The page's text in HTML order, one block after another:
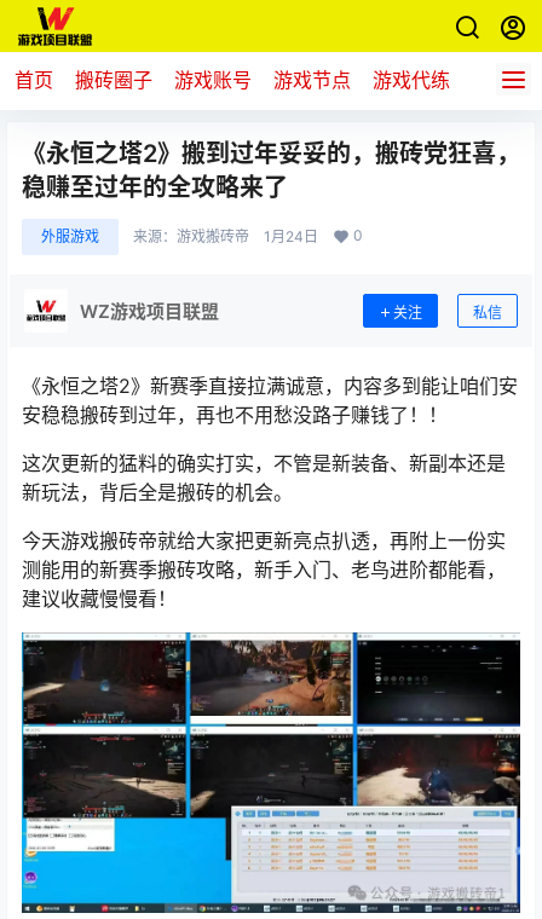
首页 搬砖圈子 游戏账号 游戏节点 游戏代练 新游推
《永恒之塔2》搬到过年妥妥的，搬砖党狂喜，
稳赚至过年的全攻略来了
外服游戏 来源： 游戏搬砖帝 1月24日 0
WZ游戏项目联盟 关注 私信
《永恒之塔2》新赛季直接拉满诚意，内容多到能让咱们安
安稳稳搬砖到过年，再也不用愁没路子赚钱了！！
这次更新的猛料的确实打实，不管是新装备、新副本还是
新玩法，背后全是搬砖的机会。
今天游戏搬砖帝就给大家把更新亮点扒透，再附上一份实
测能用的新赛季搬砖攻略，新手入门、老鸟进阶都能看，
建议收藏慢慢看！